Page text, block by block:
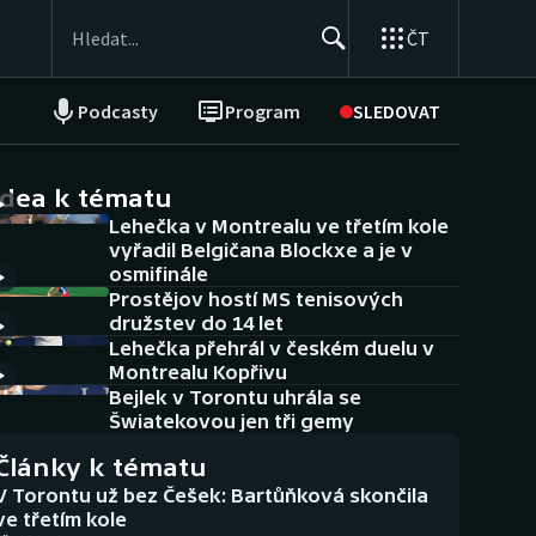
ČT
Podcasty Program SLEDOVAT
NEPŘEHLÉDNĚTE
Historické návraty
Aplikace ČT sport
AZ kvíz
k tématu
Lehečka v Montrealu ve třetím kole
vyřadil Belgičana Blockxe a je v
osmifinále
Prostějov hostí MS tenisových
družstev do 14 let
Lehečka přehrál v českém duelu v
Montrealu Kopřivu
Bejlek v Torontu uhrála se
Šwiatekovou jen tři gemy
k tématu
Torontu už bez Češek: Bartůňková skončila
třetím kole